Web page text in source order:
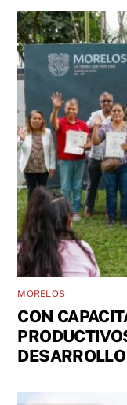
MORELOS
CON